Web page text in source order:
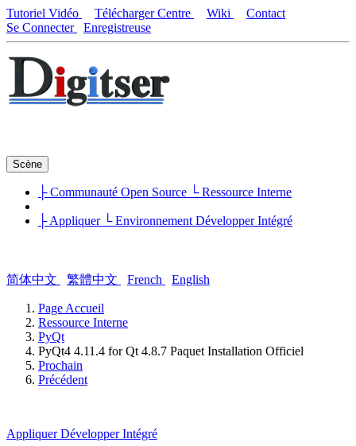
Tutoriel Vidéo Télécharger Centre Wiki
Contact
Se Connecter
Enregistreuse
Scène
├ Communauté Open Source └ Ressource Interne
├ Appliquer └ Environnement Développer Intégré
简体中文 繁體中文 French English
Page Accueil
Ressource Interne
PyQt
PyQt4 4.11.4 for Qt 4.8.7 Paquet Installation Officiel
Prochain
Précédent
AppliquerDévelopper Intégré